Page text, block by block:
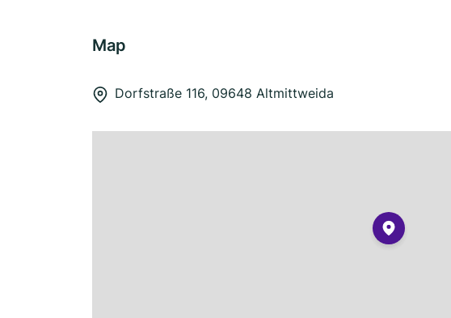
Map
Dorfstraße 116, 09648 Altmittweida